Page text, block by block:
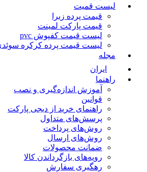
لیست قمیت
قیمت پرده زبرا
قیمت پارکت لمینت
لیست قیمت کفپوش pvc
لیست قیمت پرده کرکره سوئدی
مجله
ایران
راهنما
آموزش اندازه‌گیری و نصب
قوانین
راهنمای خرید از دیجی پارکت
پرسش‌های متداول
روش‌های پرداخت
روش‌های ارسال
ضمانت محصولات
رویه‌های بازگرداندن کالا
رهگیری سفارش